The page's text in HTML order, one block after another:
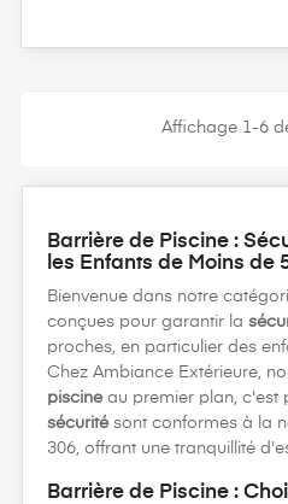
Affichage 1-6
Barrière de Piscine :
les Enfants de Moins de
Bienvenue dans notre
conçues pour garantir la
proches, en particulier des
Chez Ambiance Extérieure,
piscineau premier plan, c'est
sécuritésont conformes à la
306, offrant une tranquillité
Barrière de Piscine :